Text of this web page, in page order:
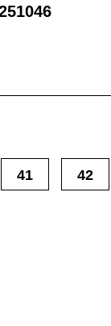
41 42